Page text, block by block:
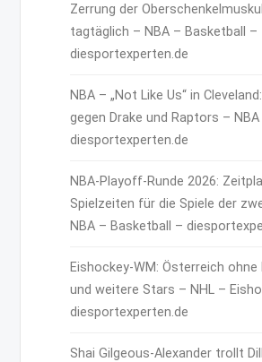
Zerrung der
tagtäglich – NBA – Basketball –
diesportexperten.de
NBA – „Not Like Us“ in
gegen Drake und Raptors –
diesportexperten.de
NBA-Playoff-Runde 2026:
Spielzeiten für die Spiele der
NBA – Basketball –
Eishockey-WM: Österreich
und weitere Stars – NHL –
diesportexperten.de
Shai Gilgeous-Alexander trollt